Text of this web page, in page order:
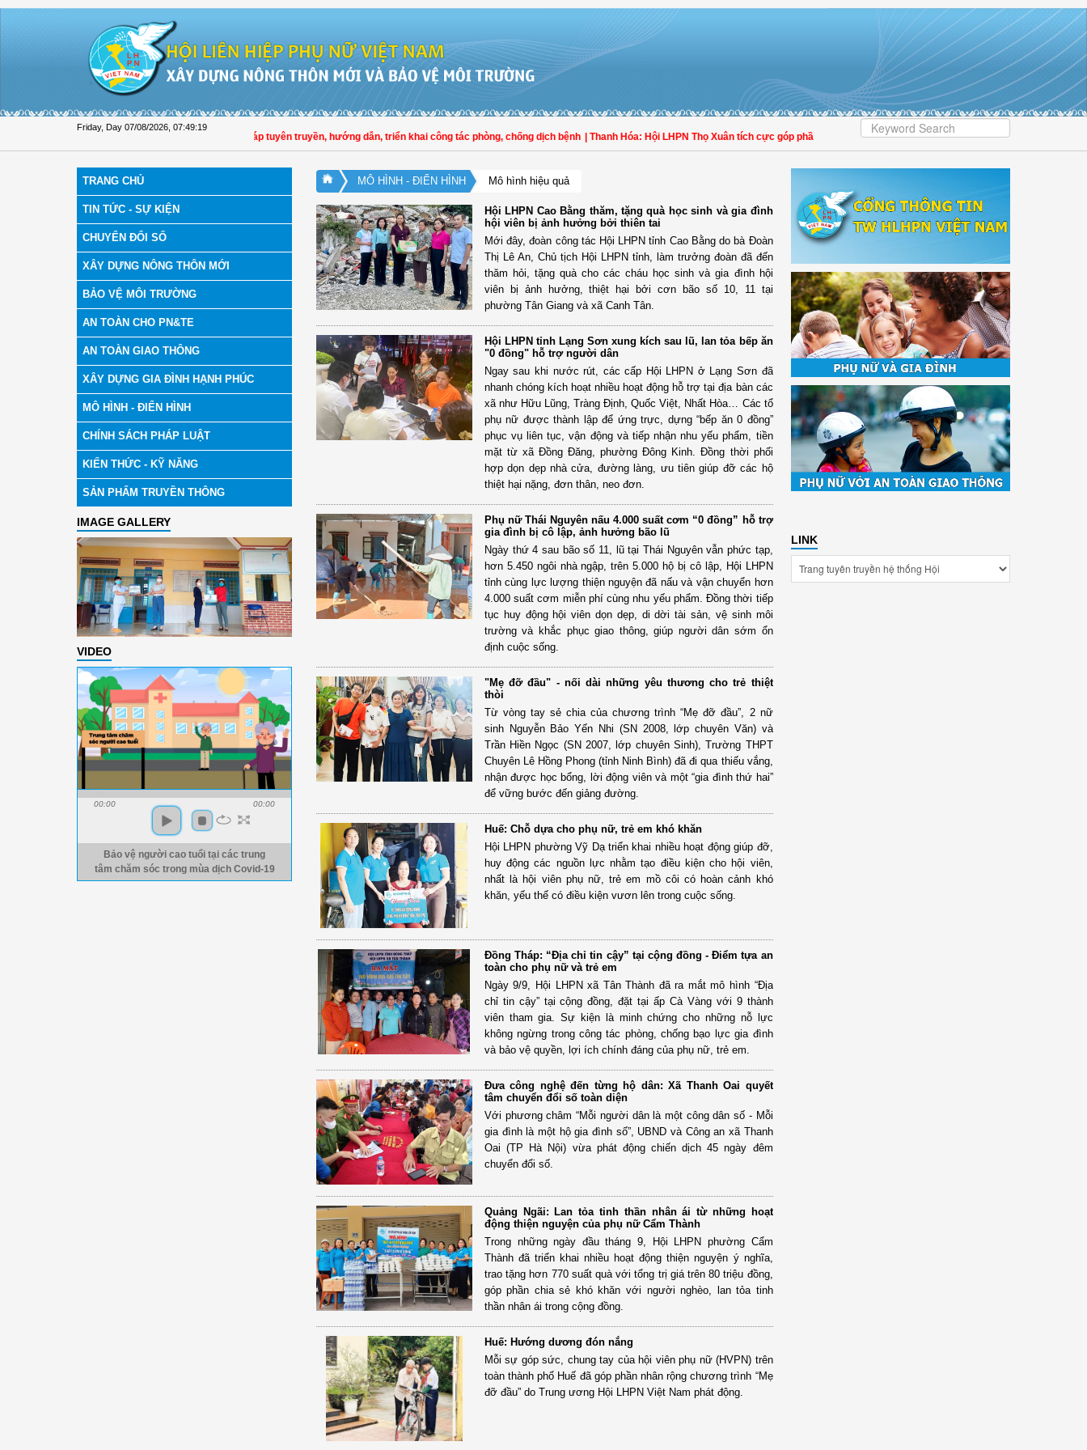
Friday, Day 07/08/2026 07:49:20
Hội LHPN tỉnh Đồng Tháp tuyên truyền, hướng dẫn, triển khai công tác phòng, chống dịch bệnh | Thanh Hóa: Hội LHPN Thọ Xuân tích cực góp phần nâng cao tỷ lệ người dân tham gia bảo hiểm y tế
TRANG CHỦ
TIN TỨC - SỰ KIỆN
CHUYỂN ĐỔI SỐ
XÂY DỰNG NÔNG THÔN MỚI
BẢO VỆ MÔI TRƯỜNG
AN TOÀN CHO PN&TE
AN TOÀN GIAO THÔNG
XÂY DỰNG GIA ĐÌNH HẠNH PHÚC
MÔ HÌNH - ĐIỂN HÌNH
CHÍNH SÁCH PHÁP LUẬT
KIẾN THỨC - KỸ NĂNG
SẢN PHẨM TRUYỀN THÔNG
IMAGE GALLERY
VIDEO
00:00 00:00
Bảo vệ người cao tuổi tại các trung
tâm chăm sóc trong mùa dịch Covid-19
MÔ HÌNH - ĐIỂN HÌNH Mô hình hiệu quả
Hội LHPN Cao Bằng thăm, tặng quà học sinh và gia đình
hội viên bị ảnh hưởng bởi thiên tai
Mới đây, đoàn công tác Hội LHPN tỉnh Cao Bằng do bà Đoàn
Thị Lê An, Chủ tịch Hội LHPN tỉnh, làm trưởng đoàn đã đến
thăm hỏi, tặng quà cho các cháu học sinh và gia đình hội
viên bị ảnh hưởng, thiệt hại bởi cơn bão số 10, 11 tại
phường Tân Giang và xã Canh Tân.
Hội LHPN tỉnh Lạng Sơn xung kích sau lũ, lan tỏa bếp ăn
"0 đồng" hỗ trợ người dân
Ngay sau khi nước rút, các cấp Hội LHPN ở Lạng Sơn đã
nhanh chóng kích hoạt nhiều hoạt động hỗ trợ tại địa bàn các
xã như Hữu Lũng, Tràng Định, Quốc Việt, Nhất Hòa… Các tổ
phụ nữ được thành lập để ứng trực, dựng “bếp ăn 0 đồng”
phục vụ liên tục, vận động và tiếp nhận nhu yếu phẩm, tiền
mặt từ xã Đồng Đăng, phường Đông Kinh. Đồng thời phối
hợp dọn dẹp nhà cửa, đường làng, ưu tiên giúp đỡ các hộ
thiệt hại nặng, đơn thân, neo đơn.
Phụ nữ Thái Nguyên nấu 4.000 suất cơm “0 đồng” hỗ trợ
gia đình bị cô lập, ảnh hưởng bão lũ
Ngày thứ 4 sau bão số 11, lũ tại Thái Nguyên vẫn phức tạp,
hơn 5.450 ngôi nhà ngập, trên 5.000 hộ bị cô lập, Hội LHPN
tỉnh cùng lực lượng thiện nguyện đã nấu và vận chuyển hơn
4.000 suất cơm miễn phí cùng nhu yếu phẩm. Đồng thời tiếp
tục huy động hội viên dọn dẹp, di dời tài sản, vệ sinh môi
trường và khắc phục giao thông, giúp người dân sớm ổn
định cuộc sống.
"Mẹ đỡ đầu" - nối dài những yêu thương cho trẻ thiệt
thòi
Từ vòng tay sẻ chia của chương trình “Mẹ đỡ đầu”, 2 nữ
sinh Nguyễn Bảo Yến Nhi (SN 2008, lớp chuyên Văn) và
Trần Hiền Ngọc (SN 2007, lớp chuyên Sinh), Trường THPT
Chuyên Lê Hồng Phong (tỉnh Ninh Bình) đã đi qua thiếu vắng,
nhận được học bổng, lời động viên và một “gia đình thứ hai”
để vững bước đến giảng đường.
Huế: Chỗ dựa cho phụ nữ, trẻ em khó khăn
Hội LHPN phường Vỹ Dạ triển khai nhiều hoạt động giúp đỡ,
huy động các nguồn lực nhằm tạo điều kiện cho hội viên,
nhất là hội viên phụ nữ, trẻ em mồ côi có hoàn cảnh khó
khăn, yếu thế có điều kiện vươn lên trong cuộc sống.
Đồng Tháp: “Địa chỉ tin cậy” tại cộng đồng - Điểm tựa an
toàn cho phụ nữ và trẻ em
Ngày 9/9, Hội LHPN xã Tân Thành đã ra mắt mô hình “Địa
chỉ tin cậy” tại cộng đồng, đặt tại ấp Cà Vàng với 9 thành
viên tham gia. Sự kiện là minh chứng cho những nỗ lực
không ngừng trong công tác phòng, chống bạo lực gia đình
và bảo vệ quyền, lợi ích chính đáng của phụ nữ, trẻ em.
Đưa công nghệ đến từng hộ dân: Xã Thanh Oai quyết
tâm chuyển đổi số toàn diện
Với phương châm “Mỗi người dân là một công dân số - Mỗi
gia đình là một hộ gia đình số”, UBND và Công an xã Thanh
Oai (TP Hà Nội) vừa phát động chiến dịch 45 ngày đêm
chuyển đổi số.
Quảng Ngãi: Lan tỏa tinh thần nhân ái từ những hoạt
động thiện nguyện của phụ nữ Cẩm Thành
Trong những ngày đầu tháng 9, Hội LHPN phường Cẩm
Thành đã triển khai nhiều hoạt động thiện nguyện ý nghĩa,
trao tặng hơn 770 suất quà với tổng trị giá trên 80 triệu đồng,
góp phần chia sẻ khó khăn với người nghèo, lan tỏa tinh
thần nhân ái trong cộng đồng.
Huế: Hướng dương đón nắng
Mỗi sự góp sức, chung tay của hội viên phụ nữ (HVPN) trên
toàn thành phố Huế đã góp phần nhân rộng chương trình “Mẹ
đỡ đầu” do Trung ương Hội LHPN Việt Nam phát động.
LINK